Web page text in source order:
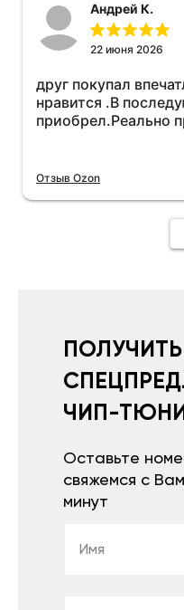
всё установилось
дополню позже ещё не проехал
км.Дополняю после
более энергичный
увеличился.Всем
Андрей К.
22 июня 2026
друг покупал
нравится .В
приобрел.Реально
Отзыв Ozon
ПОЛУЧИТЬ
ЧИП-
Оставьте
свяжемся с
минут